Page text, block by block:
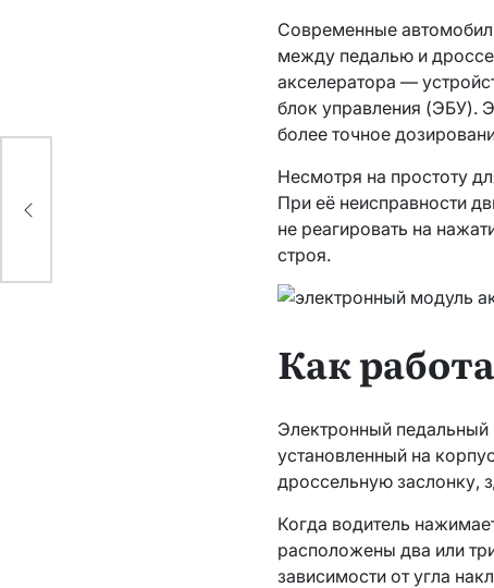
Современные
между педалью и
акселератора —
блок управления (ЭБУ).
более точное
Несмотря на простоту
При её неисправности
не реагировать на
строя.
Как
Электронный
установленный на
дроссельную заслонку,
Когда водитель
расположены два или
зависимости от угла